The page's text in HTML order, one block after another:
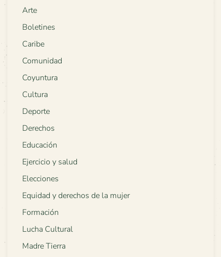
Arte
Boletines
Caribe
Comunidad
Coyuntura
Cultura
Deporte
Derechos
Educación
Ejercicio y salud
Elecciones
Equidad y derechos de la mujer
Formación
Lucha Cultural
Madre Tierra